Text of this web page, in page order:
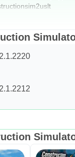
нас в App Store!
чтобы
на наш